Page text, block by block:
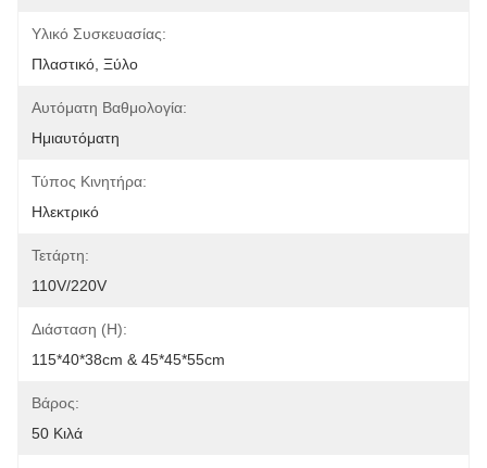
Υλικό Συσκευασίας:
Πλαστικό, Ξύλο
Αυτόματη Βαθμολογία:
Ημιαυτόματη
Τύπος Κινητήρα:
Ηλεκτρικό
Τετάρτη:
110V/220V
Διάσταση (η):
115*40*38cm & 45*45*55cm
Βάρος:
50 Κιλά